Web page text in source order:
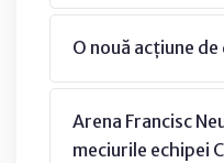
O nouă acțiune
Arena Francisc
meciurile echipei